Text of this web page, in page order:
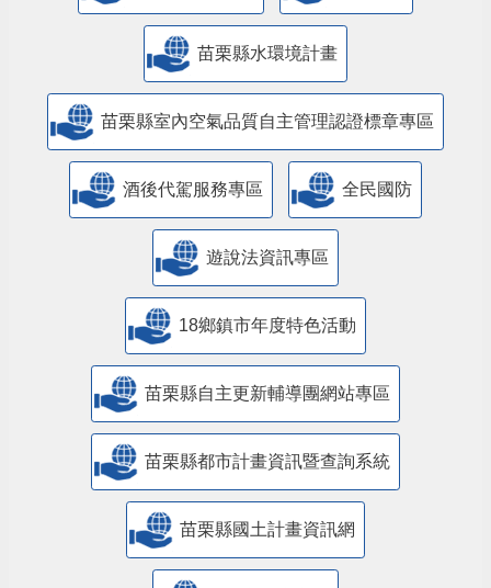
苗栗縣防災專區 抗旱專區
苗栗縣水環境計畫
苗栗縣室內空氣品質自主管理認證標章專區
酒後代駕服務專區
遊說法資訊專區
18鄉鎮市年度特色活動
苗栗縣自主更新輔導團網站專區
苗栗縣都市計畫資訊暨查詢系統
苗栗縣國土計畫資訊網